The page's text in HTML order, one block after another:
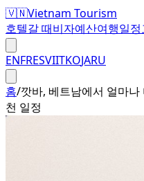
🇻🇳Vietnam Tourism
호텔갈 때비자예산여행일정
ENFRESVIITKOJARU
홈/깟바, 베트남에서 얼마
천 일정